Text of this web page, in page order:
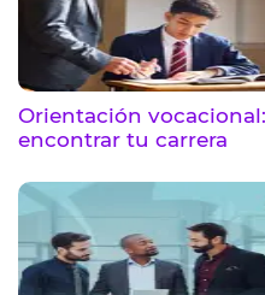
Orientación
encontrar tu carrera